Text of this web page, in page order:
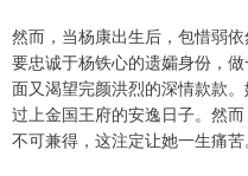
然而，当杨康出生后，包惜弱
要忠诚于杨铁心的遗孀身份，
面又渴望完颜洪烈的深情款款
过上金国王府的安逸日子。然
不可兼得，这注定让她一生痛苦